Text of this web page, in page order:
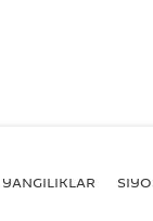
YANGILIKLAR